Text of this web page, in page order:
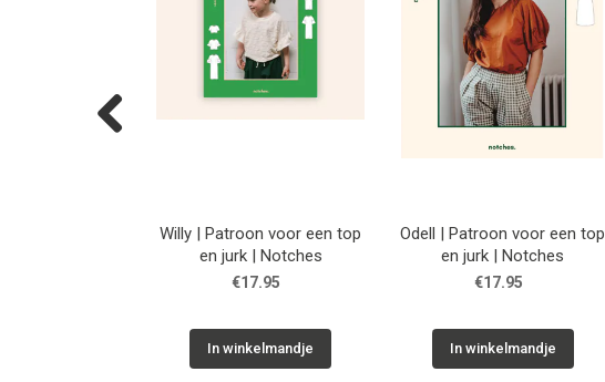
Willy | Patroon voor een top
en jurk | Notches
€17.95
In winkelmandje
Odell | Patroon voor een top
en jurk | Notches
€17.95
In winkelmandje